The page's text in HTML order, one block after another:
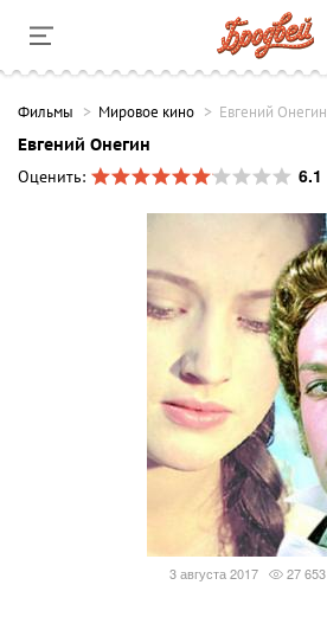
Фильмы Мировое кино Евгений Онегин
Евгений Онегин
Оценить:
6.1
3 августа 2017 27 653